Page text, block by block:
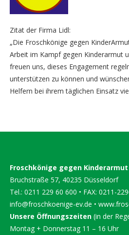
Zitat der Firma Lidl:
„Die Froschkönige gegen
Arbeit im Kampf gegen Kinderarmut
freuen uns, dieses Engagement
unterstützen zu können und
Helfern bei ihrem täglichen Einsatz
Froschkönige gegen Kinderarmut
Bruchstraße 57, 40235 Düsseldorf
Tel.: 0211 229 60 600 • FAX: 0211-
info@froschkoenige-ev.de •
Unsere Öffnungszeiten (in der
Montag + Donnerstag 11 – 16 Uhr